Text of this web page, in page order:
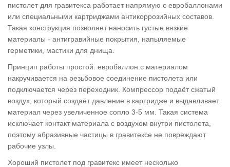
пистолет для гравитекса работает напрямую с евробаллонами
или специальными картриджами антикоррозийных составов.
Такая конструкция позволяет наносить густые вязкие
материалы - антигравийные покрытия, напыляемые
герметики, мастики для днища.
Принцип работы простой: евробаллон с материалом
накручивается на резьбовое соединение пистолета или
подключается через переходник. Компрессор подаёт сжатый
воздух, который создаёт давление в картридже и выдавливает
материал через увеличенное сопло 3-5 мм. Такая система
исключает контакт материала с воздухом внутри пистолета,
поэтому абразивные частицы в гравитексе не повреждают
рабочие узлы.
Хороший пистолет под гравитекс имеет несколько